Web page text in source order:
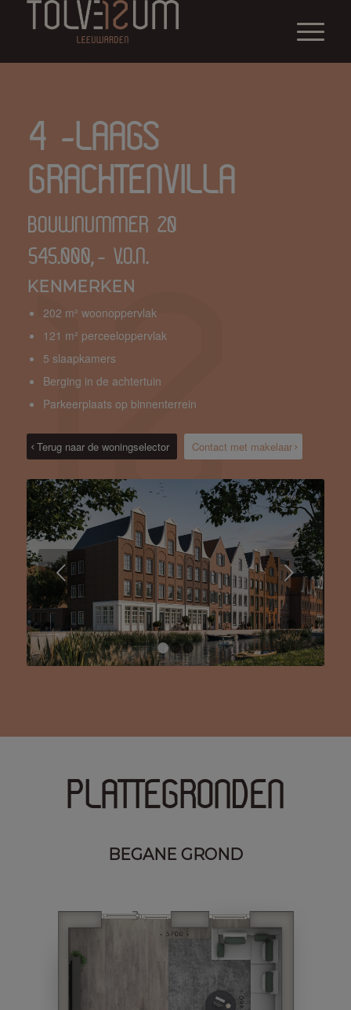
4 -LAAGS
GRACHTENVILLA
BOUWNUMMER 20
545.000,- V.O.N.
KENMERKEN
202 m² woonoppervlak
121 m² perceeloppervlak
5 slaapkamers
Berging in de achtertuin
Parkeerplaats op binnenterrein
Terug naar de woningselector Contact met makelaar
Volgende
1 2 3
PLATTEGRONDEN
BEGANE GROND